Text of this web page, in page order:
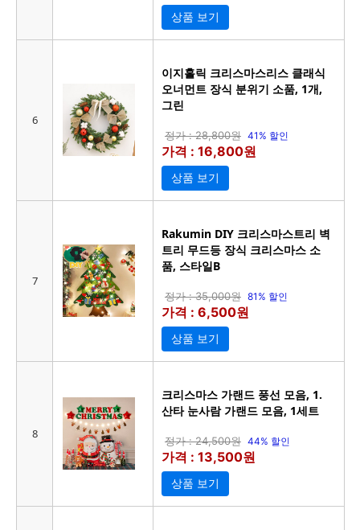
상품 보기
6
이지홀릭 크리스마스리스 클래식
오너먼트 장식 분위기 소품, 1개,
그린
정가 : 28,800원 41% 할인
가격 : 16,800원
상품 보기
7
Rakumin DIY 크리스마스트리 벽
트리 무드등 장식 크리스마스 소
품, 스타일B
정가 : 35,000원 81% 할인
가격 : 6,500원
상품 보기
8
크리스마스 가랜드 풍선 모음, 1.
산타 눈사람 가랜드 모음, 1세트
정가 : 24,500원 44% 할인
가격 : 13,500원
상품 보기